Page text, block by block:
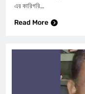
এর কারিগরি…
Read More